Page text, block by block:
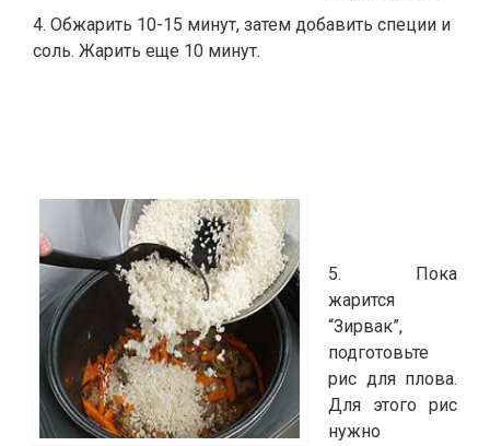
4. Обжарить 10-15 минут, затем добавить специи и
соль. Жарить еще 10 минут.
5. Пока
жарится
“Зирвак”,
подготовьте
рис для плова.
Для этого рис
нужно